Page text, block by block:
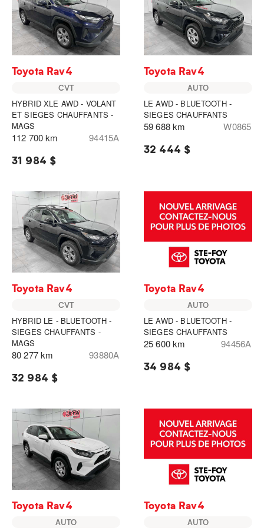
Toyota Rav4
CVT
HYBRID XLE AWD - VOLANT
ET SIEGES CHAUFFANTS -
MAGS
112 700 km 94415A
31 984 $
Toyota Rav4
AUTO
LE AWD - BLUETOOTH -
SIEGES CHAUFFANTS
59 688 km W0865
32 444 $
Toyota Rav4
CVT
HYBRID LE - BLUETOOTH -
SIEGES CHAUFFANTS -
MAGS
80 277 km 93880A
32 984 $
Toyota Rav4
AUTO
LE AWD - BLUETOOTH -
SIEGES CHAUFFANTS
25 600 km 94456A
34 984 $
Toyota Rav4
AUTO
Toyota Rav4
AUTO